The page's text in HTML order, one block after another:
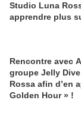
Studio Luna
apprendre plus
Rencontre avec
groupe Jelly
Rossa afin d’en
Golden Hour » !